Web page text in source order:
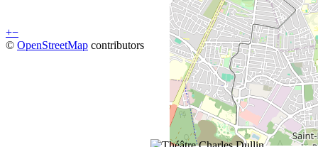
+−
© OpenStreetMap contributors